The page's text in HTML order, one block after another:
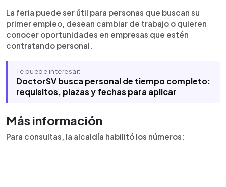
La feria puede ser útil para personas que buscan su
primer empleo, desean cambiar de trabajo o quieren
conocer oportunidades en empresas que estén
contratando personal.
Te puede interesar:
DoctorSV busca personal de tiempo completo:
requisitos, plazas y fechas para aplicar
Más información
Para consultas, la alcaldía habilitó los números: